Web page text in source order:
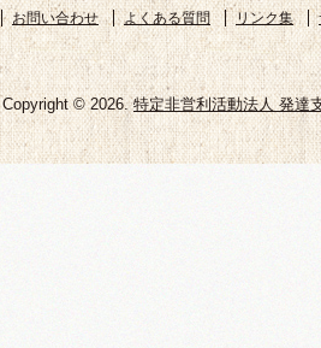
お問い合わせ よくある質問 リンク集
Copyright © 2026.特定非営利活動法人 発達